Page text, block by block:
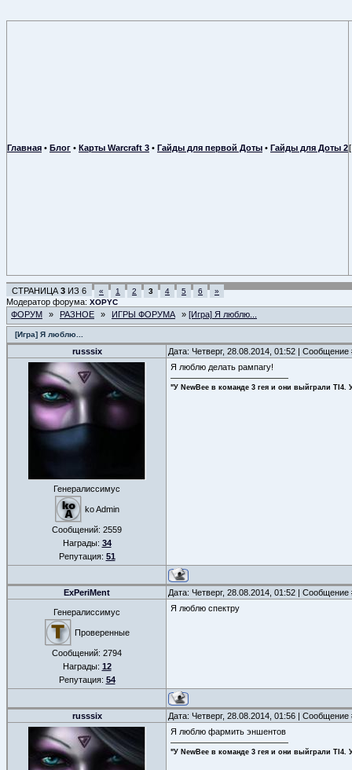
Главная • Блог • Карты Warcraft 3 • Гайды для первой Доты • Гайды для Доты 2
СТРАНИЦА 3 ИЗ 6 « 1 2 3 4 5 6 »
Модератор форума: XOPYC
ФОРУМ » РАЗНОЕ » ИГРЫ ФОРУМА » [Игра] Я люблю...
[Игра] Я люблю...
russsix Дата: Четверг, 28.08.2014, 01:52 |
Генералиссимус
ko Admin
Сообщений: 2559
Награды: 34
Репутация: 51
Я люблю делать рампагу!
"У NewBee в команде 3 гея и они выйграли
ExPeriMent Дата: Четверг, 28.08.2014, 01:52 |
Генералиссимус
Проверенные
Сообщений: 2794
Награды: 12
Репутация: 54
Я люблю спектру
russsix Дата: Четверг, 28.08.2014, 01:56 |
Я люблю фармить эншентов
"У NewBee в команде 3 гея и они выйграли